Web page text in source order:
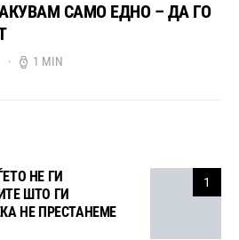
САМО ЕДНО – ДА ГО
1 MIN
1
НЕ ГИ
ШТО ГИ
НЕ ПРЕСТАНЕМЕ